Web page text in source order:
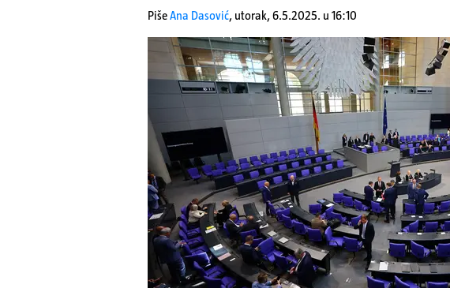
PišeAna Dasović, utorak, 6.5.2025. u 16:10